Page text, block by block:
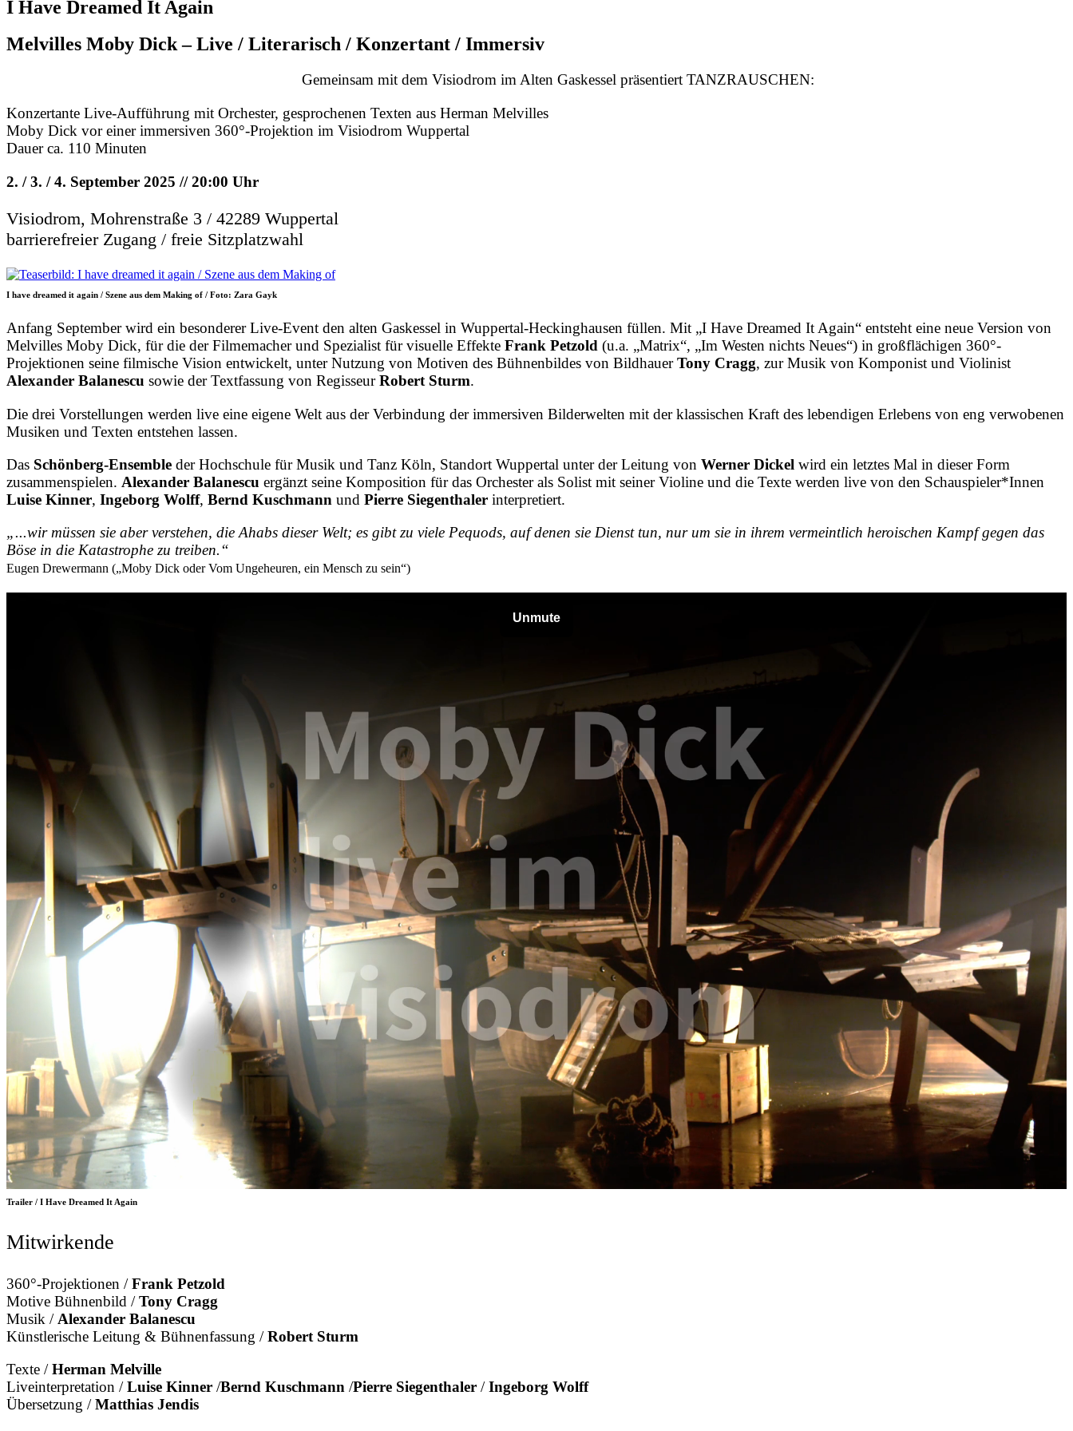
I Have Dreamed It Again
Melvilles Moby Dick – Live / Literarisch / Konzertant / Immersiv
Gemeinsam mit dem Visiodrom im Alten Gaskessel präsentiert TANZRAUSCHEN:
Konzertante Live-Aufführung mit Orchester, gesprochenen Texten aus Herman Melvilles
Moby Dick vor einer immersiven 360°-Projektion im Visiodrom Wuppertal
Dauer ca. 110 Minuten
2. / 3. / 4. September 2025 // 20:00 Uhr
Visiodrom, Mohrenstraße 3 / 42289 Wuppertal
barrierefreier Zugang / freie Sitzplatzwahl
I have dreamed it again / Szene aus dem Making of / Foto: Zara Gayk
Anfang September wird ein besonderer Live-Event den alten Gaskessel in Wuppertal-Heckinghausen füllen. Mit „I Have Dreamed It Again“ entsteht eine neue Version von
Melvilles Moby Dick, für die der Filmemacher und Spezialist für visuelle Effekte Frank Petzold (u.a. „Matrix“, „Im Westen nichts Neues“) in großflächigen 360°-
Projektionen seine filmische Vision entwickelt, unter Nutzung von Motiven des Bühnenbildes von BildhauerTony Cragg, zur Musik von Komponist und Violinist
Alexander Balanescu sowie der Textfassung von RegisseurRobert Sturm.
Die drei Vorstellungen werden live eine eigene Welt aus der Verbindung der immersiven Bilderwelten mit der klassischen Kraft des lebendigen Erlebens von eng verwobenen
Musiken und Texten entstehen lassen.
Das Schönberg-Ensemble der Hochschule für Musik und Tanz Köln, Standort Wuppertal unter der Leitung von Werner Dickel wird ein letztes Mal in dieser Form
zusammenspielen. Alexander Balanescu ergänzt seine Komposition für das Orchester als Solist mit seiner Violine und die Texte werden live von den Schauspieler*Innen
Luise Kinner, Ingeborg Wolff, Bernd Kuschmann und Pierre Siegenthaler interpretiert.
„...wir müssen sie aber verstehen, die Ahabs dieser Welt; es gibt zu viele Pequods, auf denen sie Dienst tun, nur um sie in ihrem vermeintlich heroischen Kampf gegen das
Böse in die Katastrophe zu treiben.“
Eugen Drewermann („Moby Dick oder Vom Ungeheuren, ein Mensch zu sein“)
Trailer / I Have Dreamed It Again
Mitwirkende
360°-Projektionen /Frank Petzold
Motive Bühnenbild /Tony Cragg
Musik / Alexander Balanescu
Künstlerische Leitung & Bühnenfassung /Robert Sturm
Texte /Herman Melville
Liveinterpretation /Luise Kinner /Bernd Kuschmann /Pierre Siegenthaler /Ingeborg Wolff
Übersetzung /Matthias Jendis